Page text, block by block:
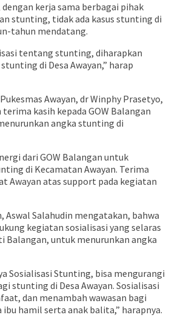
kerja sama berbagai pihak
stunting, tidak ada kasus stunting di
tahun mendatang.
tentang stunting, diharapkan
di Desa Awayan,” harap
Awayan, dr Winphy Prasetyo,
kasih kepada GOW Balangan
angka stunting di
dari GOW Balangan untuk
di Kecamatan Awayan. Terima
Awayan atas support pada kegiatan
Aswal Salahudin mengatakan, bahwa
kegiatan sosialisasi yang selaras
Balangan, untuk menurunkan angka
Sosialisasi Stunting, bisa mengurangi
stunting di Desa Awayan. Sosialisasi
dan menambah wawasan bagi
ibu hamil serta anak balita,” harapnya.